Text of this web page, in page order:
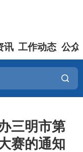
讯 工作动态 公众
三明市第
赛的通知